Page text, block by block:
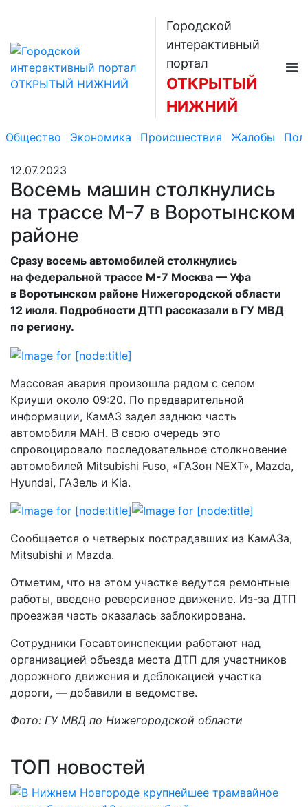
Городской
интерактивный
портал
ОТКРЫТЫЙ
НИЖНИЙ
Общество Экономика Происшествия Жалобы
12.07.2023
Восемь машин столкнулись
на трассе М-7 в Воротынском
районе
Сразу восемь автомобилей столкнулись
на федеральной трассе М-7 Москва — Уфа
в Воротынском районе Нижегородской области
12 июля. Подробности ДТП рассказали в ГУ МВД
по региону.
Массовая авария произошла рядом с селом
Криуши около 09:20. По предварительной
информации, КамАЗ задел заднюю часть
автомобиля МАН. В свою очередь это
спровоцировало последовательное столкновение
автомобилей Mitsubishi Fuso, «ГАЗон NEXT», Mazda,
Hyundai, ГАЗель и Kia.
Сообщается о четверых пострадавших из КамАЗа,
Mitsubishi и Mazda.
Отметим, что на этом участке ведутся ремонтные
работы, введено реверсивное движение. Из-за ДТП
проезжая часть оказалась заблокирована.
Сотрудники Госавтоинспекции работают над
организацией объезда места ДТП для участников
дорожного движения и деблокацией участка
дороги, — добавили в ведомстве.
Фото: ГУ МВД по Нижегородской области
ТОП новостей